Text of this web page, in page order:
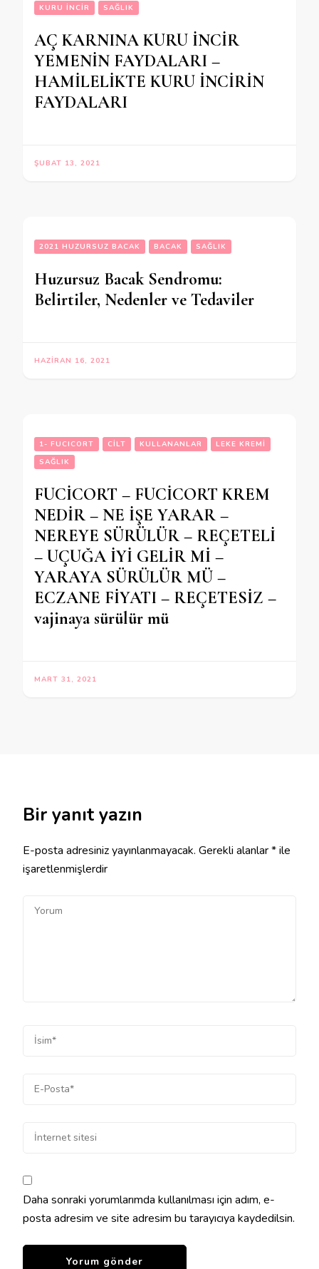
KURU INCIR SAĞLIK
AÇ KARNINA KURU İNCİR
YEMENİN FAYDALARI –
HAMİLELİKTE KURU İNCİRİN
FAYDALARI
ŞUBAT 13, 2021
2021 HUZURSUZ BACAK BACAK SAĞLIK
Huzursuz Bacak Sendromu:
Belirtiler, Nedenler ve Tedaviler
HAZIRAN 16, 2021
1- FUCICORT CILT KULLANANLAR
LEKE KREMI
SAĞLIK
FUCİCORT – FUCİCORT KREM
NEDİR – NE İŞE YARAR –
NEREYE SÜRÜLÜR – REÇETELİ
– UÇUĞA İYİ GELİR Mİ –
YARAYA SÜRÜLÜR MÜ –
ECZANE FİYATI – REÇETESİZ –
vajinaya sürülür mü
MART 31, 2021
Bir yanıt yazın
E-posta adresiniz yayınlanmayacak. Gerekli alanlar*ile
işaretlenmişlerdir
Daha sonraki yorumlarımda kullanılması için adım, e-
posta adresim ve site adresim bu tarayıcıya kaydedilsin.